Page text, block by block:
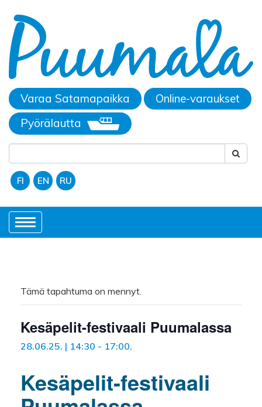
Varaa Satamapaikka
Online-varaukset
Pyörälautta
FI EN RU
Toggle
navigation
Tämä tapahtuma on mennyt.
Kesäpelit-festivaali Puumalassa
28.06.25. | 14:30 - 17:00.
Kesäpelit-festivaali